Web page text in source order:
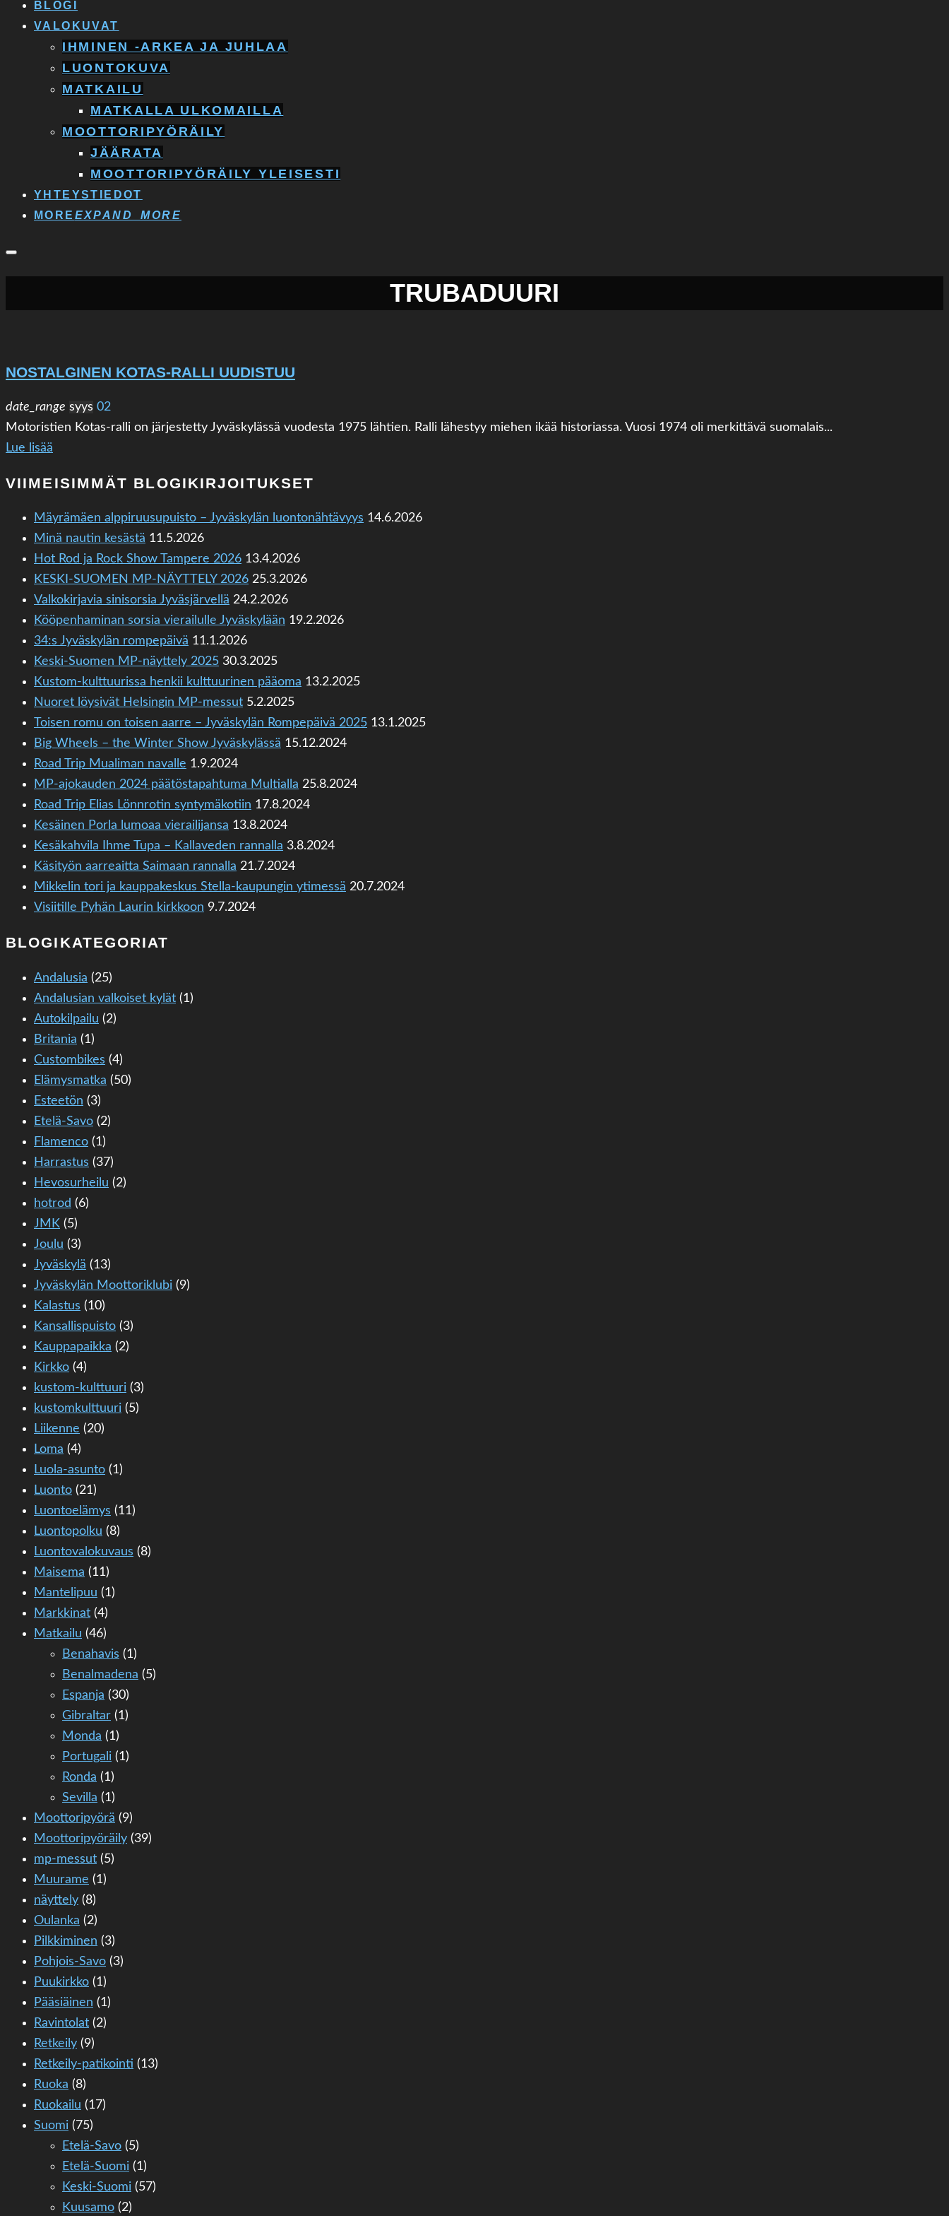
BLOGI
VALOKUVAT
IHMINEN -ARKEA JA JUHLAA
LUONTOKUVA
MATKAILU
MATKALLA ULKOMAILLA
MOOTTORIPYÖRÄILY
JÄÄRATA
MOOTTORIPYÖRÄILY YLEISESTI
YHTEYSTIEDOT
MORE EXPAND_MORE
TRUBADUURI
NOSTALGINEN KOTAS-RALLI UUDISTUU
date_range syys 02
Motoristien Kotas-ralli on järjestetty Jyväskylässä vuodesta 1975 lähtien. Ralli lähestyy miehen ikää historiassa. Vuosi 1974 oli merkittävä suomalais...
Lue lisää
VIIMEISIMMÄT BLOGIKIRJOITUKSET
Mäyrämäen alppiruusupuisto – Jyväskylän luontonähtävyys 14.6.2026
Minä nautin kesästä 11.5.2026
Hot Rod ja Rock Show Tampere 2026 13.4.2026
KESKI-SUOMEN MP-NÄYTTELY 2026 25.3.2026
Valkokirjavia sinisorsia Jyväsjärvellä 24.2.2026
Kööpenhaminan sorsia vierailulle Jyväskylään 19.2.2026
34:s Jyväskylän rompepäivä 11.1.2026
Keski-Suomen MP-näyttely 2025 30.3.2025
Kustom-kulttuurissa henkii kulttuurinen pääoma 13.2.2025
Nuoret löysivät Helsingin MP-messut 5.2.2025
Toisen romu on toisen aarre – Jyväskylän Rompepäivä 2025 13.1.2025
Big Wheels – the Winter Show Jyväskylässä 15.12.2024
Road Trip Mualiman navalle 1.9.2024
MP-ajokauden 2024 päätöstapahtuma Multialla 25.8.2024
Road Trip Elias Lönnrotin syntymäkotiin 17.8.2024
Kesäinen Porla lumoaa vierailijansa 13.8.2024
Kesäkahvila Ihme Tupa – Kallaveden rannalla 3.8.2024
Käsityön aarreaitta Saimaan rannalla 21.7.2024
Mikkelin tori ja kauppakeskus Stella-kaupungin ytimessä 20.7.2024
Visiitille Pyhän Laurin kirkkoon 9.7.2024
BLOGIKATEGORIAT
Andalusia (25)
Andalusian valkoiset kylät (1)
Autokilpailu (2)
Britania (1)
Custombikes (4)
Elämysmatka (50)
Esteetön (3)
Etelä-Savo (2)
Flamenco (1)
Harrastus (37)
Hevosurheilu (2)
hotrod (6)
JMK (5)
Joulu (3)
Jyväskylä (13)
Jyväskylän Moottoriklubi (9)
Kalastus (10)
Kansallispuisto (3)
Kauppapaikka (2)
Kirkko (4)
kustom-kulttuuri (3)
kustomkulttuuri (5)
Liikenne (20)
Loma (4)
Luola-asunto (1)
Luonto (21)
Luontoelämys (11)
Luontopolku (8)
Luontovalokuvaus (8)
Maisema (11)
Mantelipuu (1)
Markkinat (4)
Matkailu (46)
Benahavis (1)
Benalmadena (5)
Espanja (30)
Gibraltar (1)
Monda (1)
Portugali (1)
Ronda (1)
Sevilla (1)
Moottoripyörä (9)
Moottoripyöräily (39)
mp-messut (5)
Muurame (1)
näyttely (8)
Oulanka (2)
Pilkkiminen (3)
Pohjois-Savo (3)
Puukirkko (1)
Pääsiäinen (1)
Ravintolat (2)
Retkeily (9)
Retkeily-patikointi (13)
Ruoka (8)
Ruokailu (17)
Suomi (75)
Etelä-Savo (5)
Etelä-Suomi (1)
Keski-Suomi (57)
Kuusamo (2)